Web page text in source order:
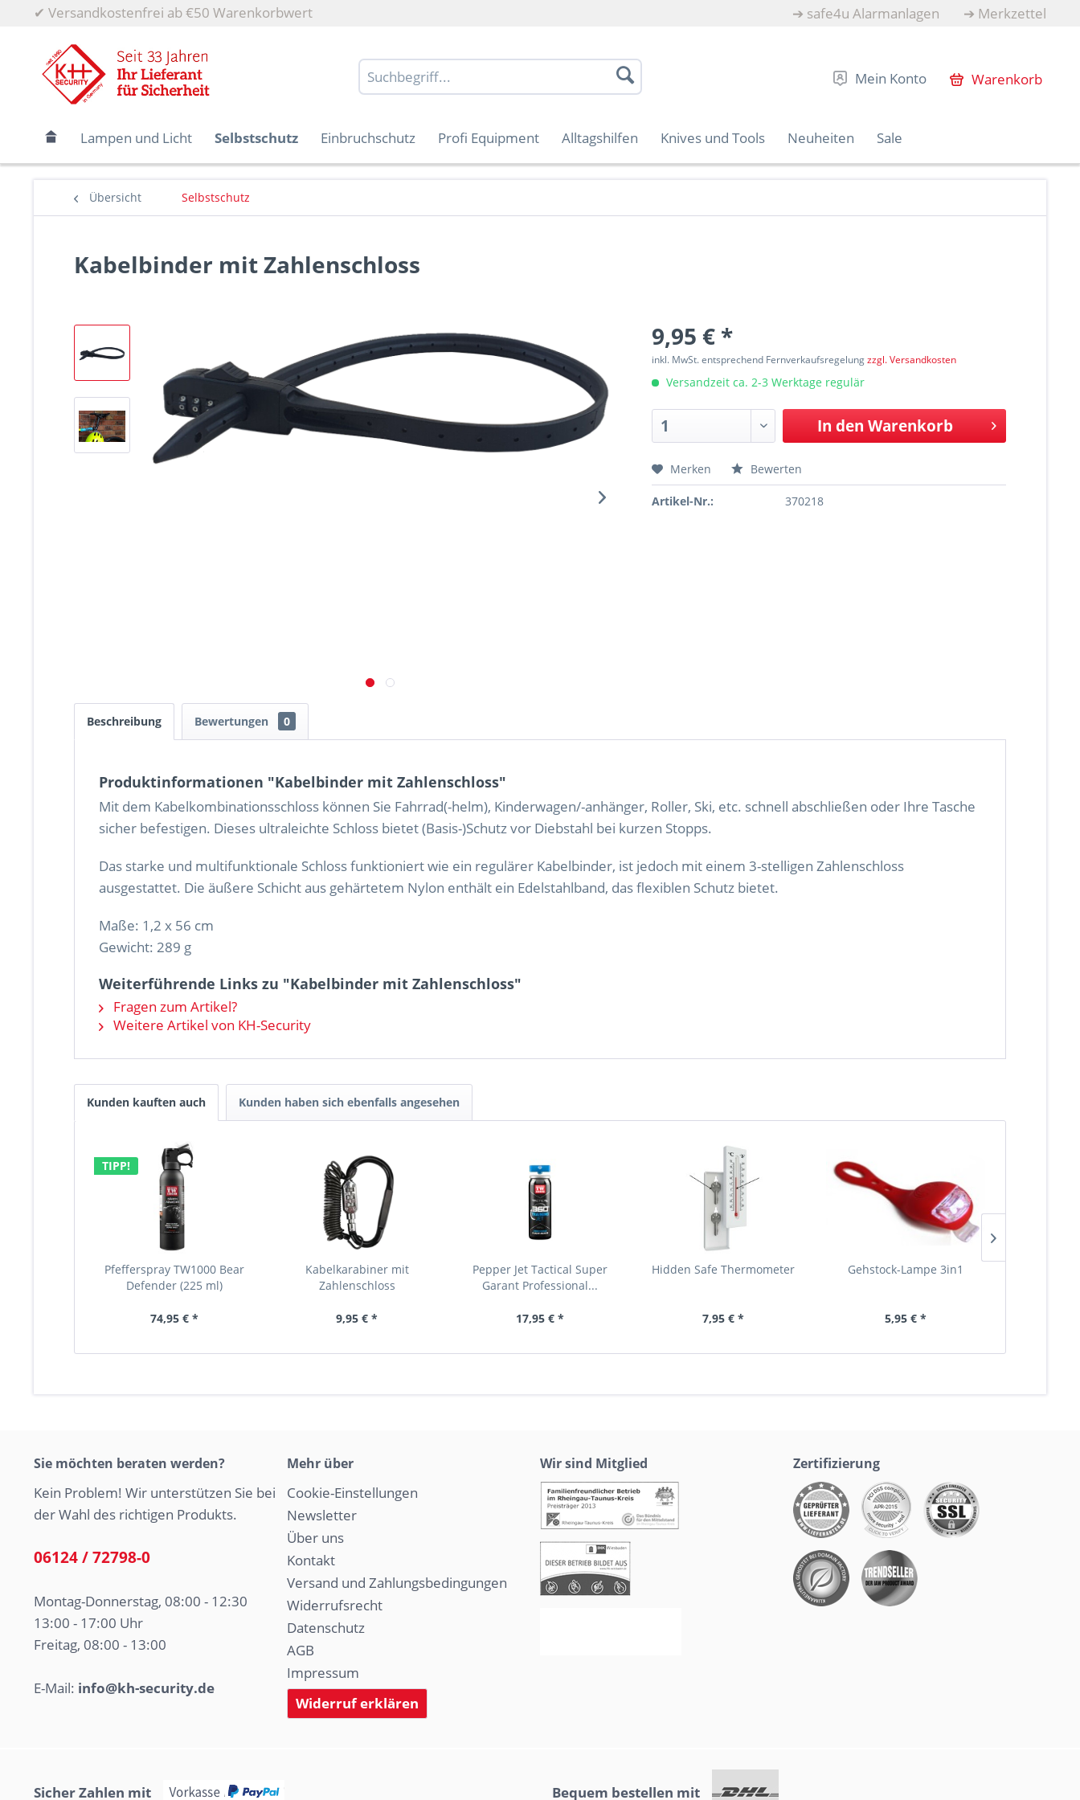
✔ Versandkostenfrei ab €50 Warenkorbwert ➔ safe4u Alarmanlagen ➔ Merkzettel
Mein Konto Warenkorb
Lampen und Licht Selbstschutz Einbruchschutz Profi Equipment Alltagshilfen Knives und Tools Neuheiten Sale
Übersicht Selbstschutz
Kabelbinder mit Zahlenschloss
9,95 € *
inkl. MwSt. entsprechend Fernverkaufsregelungzzgl. Versandkosten
Versandzeit ca. 2-3 Werktage regulär
In den Warenkorb
Merken Bewerten
Artikel-Nr.: 370218
Beschreibung Bewertungen 0
Produktinformationen "Kabelbinder mit Zahlenschloss"
Mit dem Kabelkombinationsschloss können Sie Fahrrad(-helm), Kinderwagen/-anhänger, Roller, Ski, etc. schnell abschließen oder Ihre Tasche
sicher befestigen. Dieses ultraleichte Schloss bietet (Basis-)Schutz vor Diebstahl bei kurzen Stopps.
Das starke und multifunktionale Schloss funktioniert wie ein regulärer Kabelbinder, ist jedoch mit einem 3-stelligen Zahlenschloss
ausgestattet. Die äußere Schicht aus gehärtetem Nylon enthält ein Edelstahlband, das flexiblen Schutz bietet.
Maße: 1,2 x 56 cm
Gewicht: 289 g
Weiterführende Links zu "Kabelbinder mit Zahlenschloss"
Fragen zum Artikel?
Weitere Artikel von KH-Security
Kunden kauften auch Kunden haben sich ebenfalls angesehen
TIPP!
Pfefferspray TW1000 Bear
Defender (225 ml)
74,95 € *
Kabelkarabiner mit
Zahlenschloss
9,95 € *
Pepper Jet Tactical Super
Garant Professional...
17,95 € *
Hidden Safe Thermometer
7,95 € *
Gehstock-Lampe 3in1
5,95 € *
Sie möchten beraten werden?
Kein Problem! Wir unterstützen Sie bei
der Wahl des richtigen Produkts.
06124 / 72798-0
Montag-Donnerstag, 08:00 - 12:30
13:00 - 17:00 Uhr
Freitag, 08:00 - 13:00
E-Mail: info@kh-security.de
Mehr über
Cookie-Einstellungen
Newsletter
Über uns
Kontakt
Versand und Zahlungsbedingungen
Widerrufsrecht
Datenschutz
AGB
Impressum
Widerruf erklären
Wir sind Mitglied Zertifizierung
Sicher Zahlen mit Bequem bestellen mit